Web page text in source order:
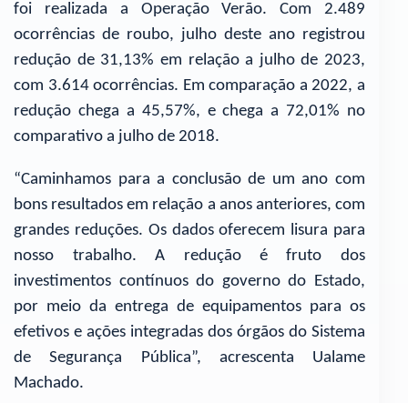
foi realizada a Operação Verão. Com 2.489
ocorrências de roubo, julho deste ano registrou
redução de 31,13% em relação a julho de 2023,
com 3.614 ocorrências. Em comparação a 2022, a
redução chega a 45,57%, e chega a 72,01% no
comparativo a julho de 2018.
“Caminhamos para a conclusão de um ano com
bons resultados em relação a anos anteriores, com
grandes reduções. Os dados oferecem lisura para
nosso trabalho. A redução é fruto dos
investimentos contínuos do governo do Estado,
por meio da entrega de equipamentos para os
efetivos e ações integradas dos órgãos do Sistema
de Segurança Pública”, acrescenta Ualame
Machado.